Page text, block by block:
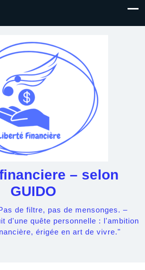
– selon
GUIDO
de filtre, pas de mensonges. –
d'une quête personnelle : l'ambition
érigée en art de vivre."